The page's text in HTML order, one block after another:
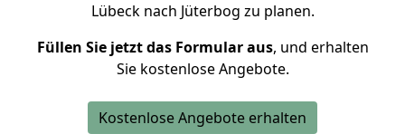
Lübeck nach Jüterbog zu planen.
Füllen Sie jetzt das Formular aus, und erhalten
Sie kostenlose Angebote.
Kostenlose Angebote erhalten